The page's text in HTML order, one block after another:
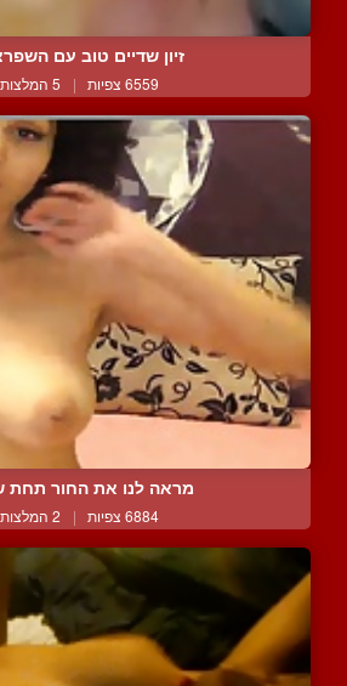
זיון שדיים טוב עם
6559 צפיות | 5 המלצות
מראה לנו את החור תחת
6884 צפיות | 2 המלצות